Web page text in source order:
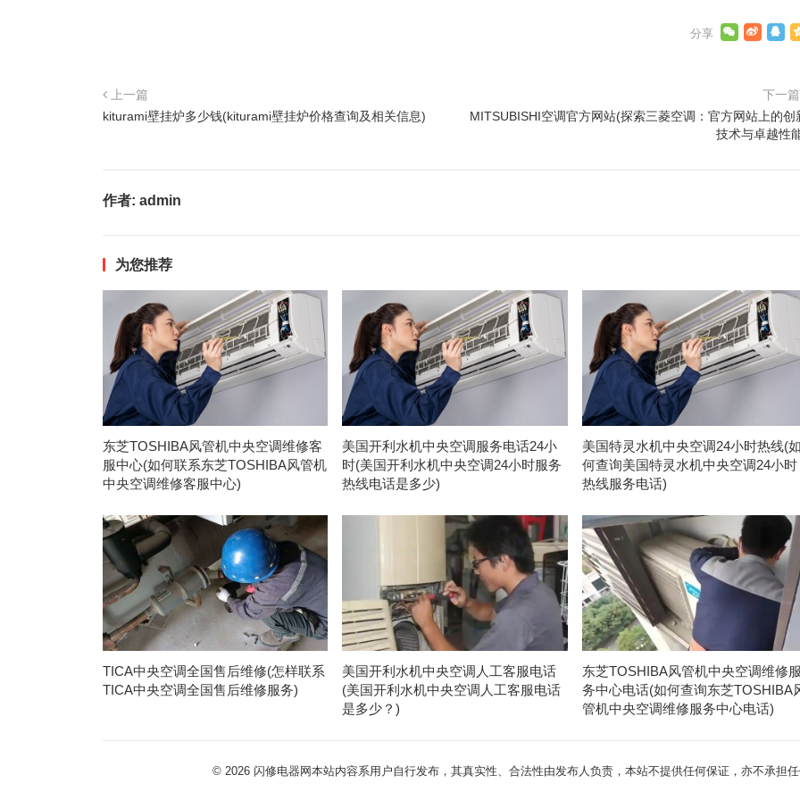
上一篇
kiturami壁挂炉多少钱(kiturami壁挂炉价格查询及相关信息)
下一篇
MITSUBISHI空调官方网站(探索三菱空调：官方网站上的创
技术与卓越性
作者: admin
为您推荐
东芝TOSHIBA风管机中央空调维修客
服中心(如何联系东芝TOSHIBA风管机
中央空调维修客服中心)
美国开利水机中央空调服务电话24小
时(美国开利水机中央空调24小时服务
热线电话是多少)
美国特灵水机中央空调24小时热线(如
何查询美国特灵水机中央空调24小时
热线服务电话)
TICA中央空调全国售后维修(怎样联系
TICA中央空调全国售后维修服务)
美国开利水机中央空调人工客服电话
(美国开利水机中央空调人工客服电话
是多少？)
东芝TOSHIBA风管机中央空调维修服
务中心电话(如何查询东芝TOSHIBA
管机中央空调维修服务中心电话)
© 2026 闪修电器网本站内容系用户自行发布，其真实性、合法性由发布人负责，本站不提供任何保证，亦不承担